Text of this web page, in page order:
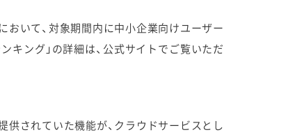
おいて、対象期間内に中小企業向けユーザー
キング」の詳細は、公式サイトでご覧いただ
されていた機能が、クラウドサービスとし